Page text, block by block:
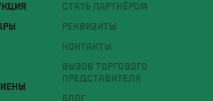
СТАТЬ ПАРТНЁРОМ
РЕКВИЗИТЫ
КОНТАКТЫ
ВЫЗОВ ТОРГОВОГО
ПРЕДСТАВИТЕЛЯ
БЛОГ